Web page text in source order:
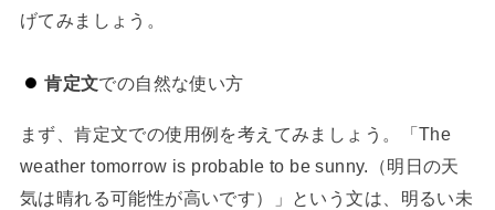
げてみましょう。
肯定文での自然な使い方
まず、肯定文での使用例を考えてみましょう。「The
weather tomorrow is probable to be sunny.（明日の天
気は晴れる可能性が高いです）」という文は、明るい未